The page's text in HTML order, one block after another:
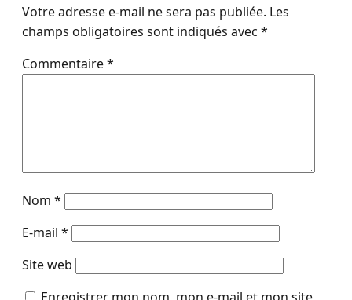
Votre adresse e-mail ne sera pas publiée. Les
champs obligatoires sont indiqués avec *
Commentaire*
Nom *
E-mail *
Site web
Enregistrer mon nom, mon e-mail et mon site